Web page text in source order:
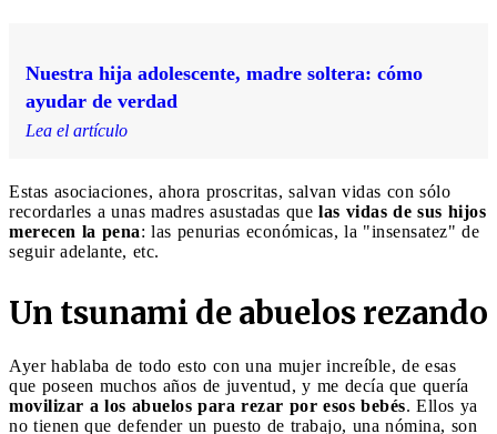
Nuestra hija adolescente, madre soltera: cómo
ayudar de verdad
Lea el artículo
Estas asociaciones, ahora proscritas, salvan vidas con sólo
recordarles a unas madres asustadas que las vidas de sus hijos
merecen la pena: las penurias económicas, la "insensatez" de
seguir adelante, etc.
Un tsunami de abuelos rezando
Ayer hablaba de todo esto con una mujer increíble, de esas
que poseen muchos años de juventud, y me decía que quería
movilizar a los abuelos para rezar por esos bebés. Ellos ya
no tienen que defender un puesto de trabajo, una nómina, son